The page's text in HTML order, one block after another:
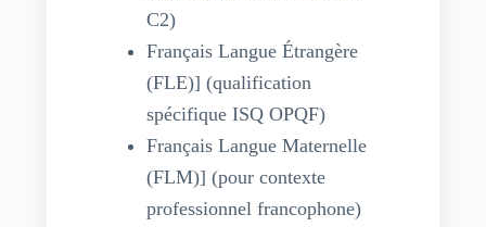
C2)
Français Langue Étrangère
(FLE)] (qualification
spécifique ISQ OPQF)
Français Langue Maternelle
(FLM)] (pour contexte
professionnel francophone)